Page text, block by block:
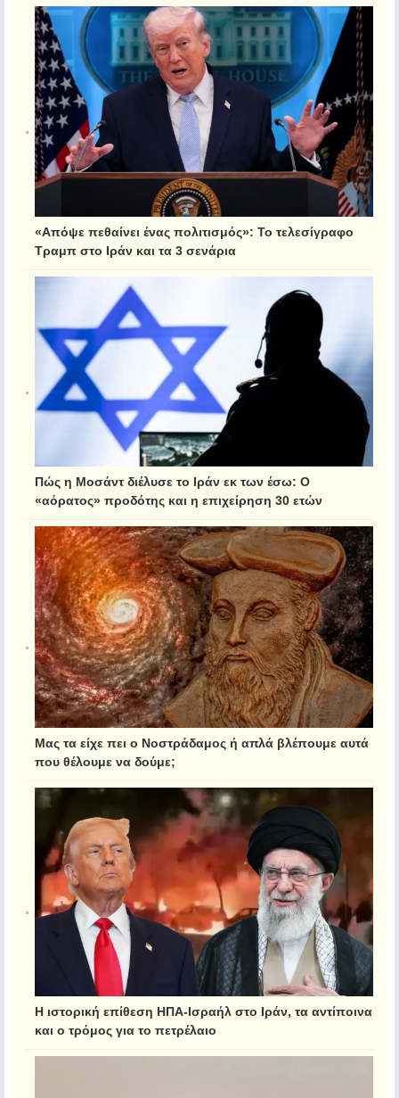
«Απόψε πεθαίνει ένας πολιτισμός»: Το τελεσίγραφο
Τραμπ στο Ιράν και τα 3 σενάρια
Πώς η Μοσάντ διέλυσε το Ιράν εκ των έσω: Ο
«αόρατος» προδότης και η επιχείρηση 30 ετών
Μας τα είχε πει ο Νοστράδαμος ή απλά βλέπουμε αυτά
που θέλουμε να δούμε;
Η ιστορική επίθεση ΗΠΑ-Ισραήλ στο Ιράν, τα αντίποινα
και ο τρόμος για το πετρέλαιο